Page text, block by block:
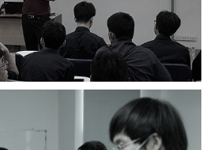
RC Activity
ปฏิทิน